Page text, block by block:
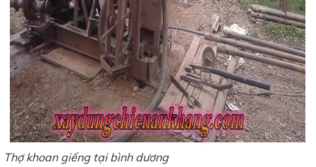
Thợ khoan giếng tại bình dương